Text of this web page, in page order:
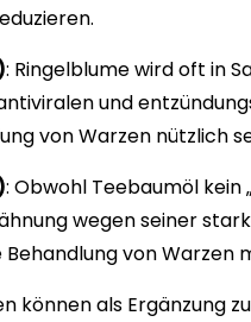
: Ringelblume wird oft in
und
von Warzen nützlich
: Obwohl Teebaumöl kein
wegen seiner
von Warzen
können als Ergänzung